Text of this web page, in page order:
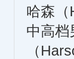
哈森（
中高档
（